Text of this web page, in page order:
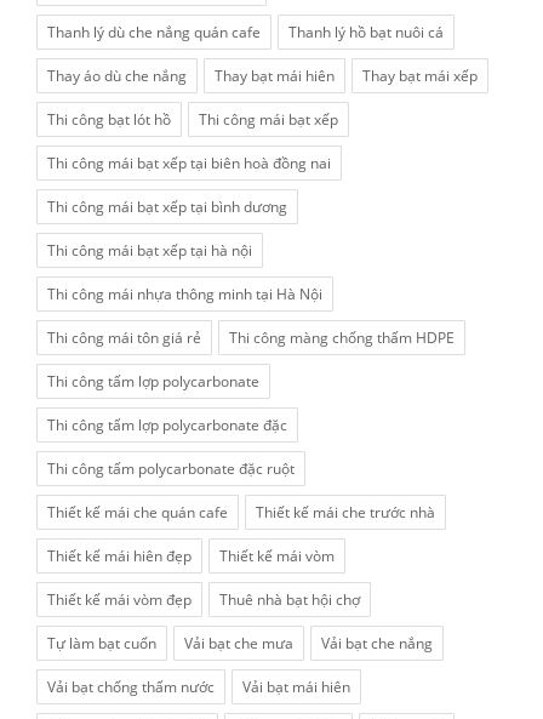
Thanh lý dù che nắng quán cafe Thanh lý hồ bạt nuôi cá
Thay áo dù che nắng Thay bạt mái hiên Thay bạt mái xếp
Thi công bạt lót hồ Thi công mái bạt xếp
Thi công mái bạt xếp tại biên hoà đồng nai
Thi công mái bạt xếp tại bình dương
Thi công mái bạt xếp tại hà nội
Thi công mái nhựa thông minh tại Hà Nội
Thi công mái tôn giá rẻ Thi công màng chống thấm HDPE
Thi công tấm lợp polycarbonate
Thi công tấm lợp polycarbonate đặc
Thi công tấm polycarbonate đặc ruột
Thiết kế mái che quán cafe Thiết kế mái che trước nhà
Thiết kế mái hiên đẹp Thiết kế mái vòm
Thiết kế mái vòm đẹp Thuê nhà bạt hội chợ
Tự làm bạt cuốn Vải bạt che mưa Vải bạt che nắng
Vải bạt chống thấm nước Vải bạt mái hiên